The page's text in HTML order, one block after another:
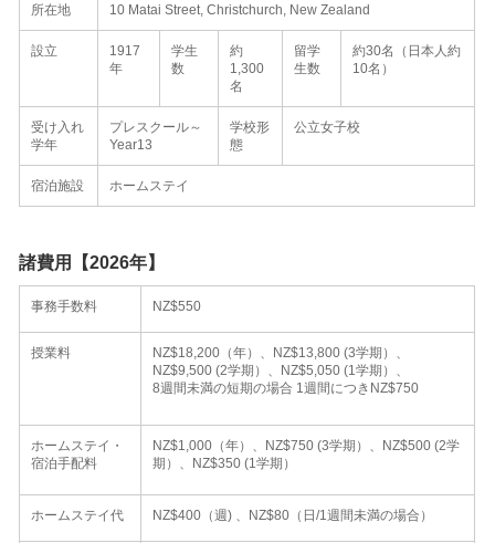
所在地 10 Matai Street, Christchurch, New Zealand
設立
1917
年
学生
数
約
1,300
名
留学
生数
約30名（日本人約
10名）
受け入れ
学年
プレスクール～
Year13
学校形
態
公立女子校
宿泊施設 ホームステイ
諸費用【2026年】
事務手数料 NZ$550
授業料
NZ$18,200（年）、NZ$13,800 (3学期）、
NZ$9,500 (2学期）、NZ$5,050 (1学期）、
8週間未満の短期の場合 1週間につきNZ$750
ホームステイ・
宿泊手配料
NZ$1,000（年）、NZ$750 (3学期）、NZ$500 (2学
期）、NZ$350 (1学期）
ホームステイ代 NZ$400（週) 、NZ$80（日/1週間未満の場合）